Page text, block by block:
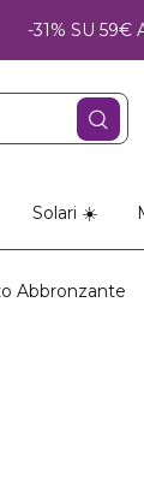
-31% SU 59€
Solari ☀️
Abbronzante